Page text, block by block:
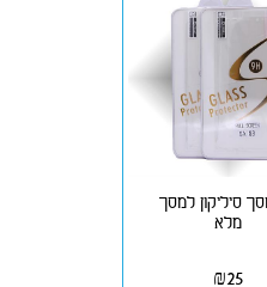
סיליקון למסך
מלא
₪25